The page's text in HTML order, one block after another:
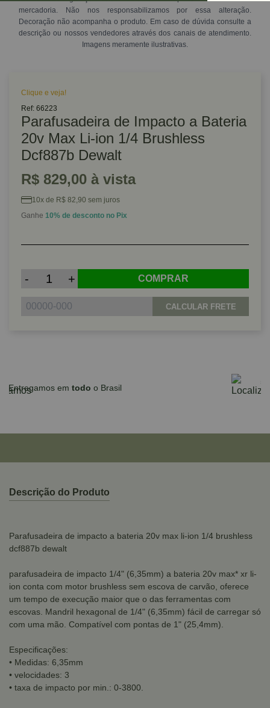
mercadoria. Não nos responsabilizamos por essa alteração.
Decoração não acompanha o produto. Em caso de dúvida consulte a
descrição ou nossos vendedores através dos canais de atendimento.
Imagens meramente ilustrativas.
Clique e veja!
Ref: 66223
Parafusadeira de Impacto a Bateria
20v Max Li-ion 1/4 Brushless
Dcf887b Dewalt
R$ 829,00 à vista
10x de R$ 82,90 sem juros
Ganhe 10% de desconto no Pix
- + COMPRAR
CALCULAR FRETE
para compras acima de R$590,00
Descrição do Produto
Parafusadeira de impacto a bateria 20v max li-ion 1/4 brushless
dcf887b dewalt
parafusadeira de impacto 1/4" (6,35mm) a bateria 20v max* xr li-
ion conta com motor brushless sem escova de carvão, oferece
um tempo de execução maior que o das ferramentas com
escovas. Mandril hexagonal de 1/4" (6,35mm) fácil de carregar só
com uma mão. Compatível com pontas de 1" (25,4mm).
Especificações:
• Medidas: 6,35mm
• velocidades: 3
• taxa de impacto por min.: 0-3800.